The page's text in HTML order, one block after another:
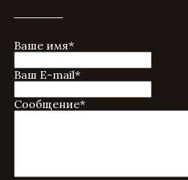
Ваше имя*
Ваш E-mail*
Сообщение*